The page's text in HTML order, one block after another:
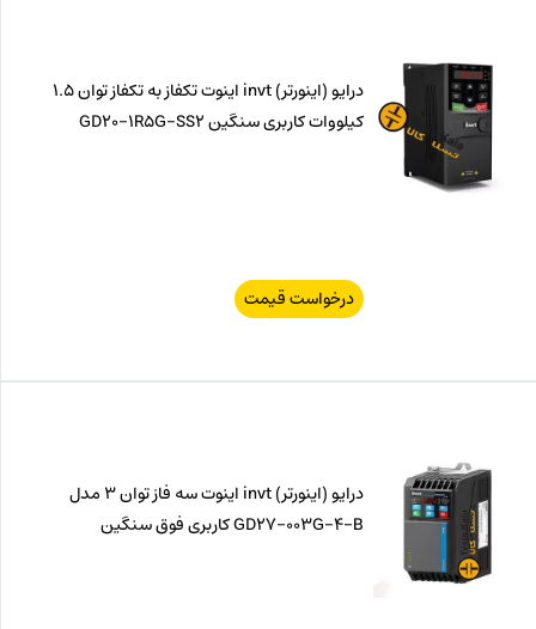
درایو (اینورتر) invt اینوت تکفاز به تکفاز توان 1.5
کیلووات کاربری سنگین GD20-1R5G-SS2
درخواست قیمت
درایو (اینورتر) invt اینوت سه فاز توان 3 مدل
GD27-003G-4-B کاربری فوق سنگین